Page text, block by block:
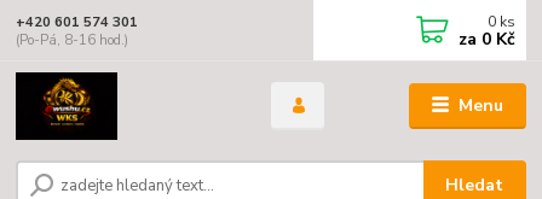
Menu
Hledat
+420 601 574 301
(Po-Pá, 8-16 hod.)
0 ks
za 0 Kč